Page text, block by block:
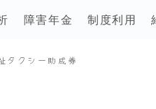
障害年金 制度利用
タクシー助成券